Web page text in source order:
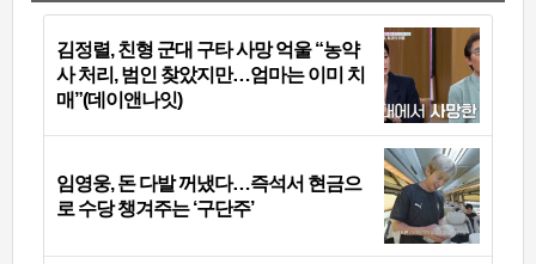
김정렬, 친형 군대 구타 사망 억울 “농약
사 처리, 범인 찾았지만…엄마는 이미 치
매”(데이앤나잇)
임영웅, 돈 다발 꺼냈다…즉석서 현금으
로 수당 챙겨주는 ‘구단주’